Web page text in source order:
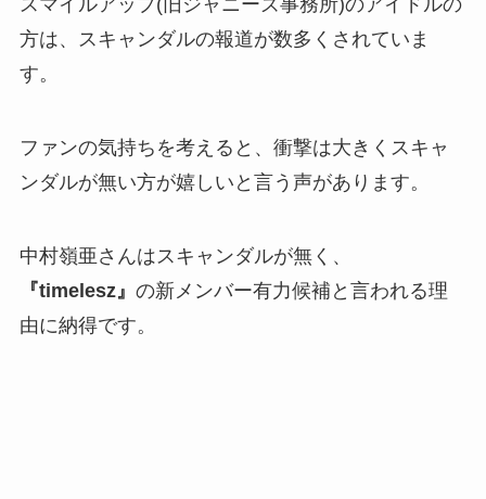
スマイルアップ(旧ジャニーズ事務所)のアイドルの
方は、スキャンダルの報道が数多くされていま
す。
ファンの気持ちを考えると、衝撃は大きくスキャ
ンダルが無い方が嬉しいと言う声があります。
中村嶺亜さんはスキャンダルが無く、
『timelesz』 の新メンバー有力候補と言われる理
由に納得です。